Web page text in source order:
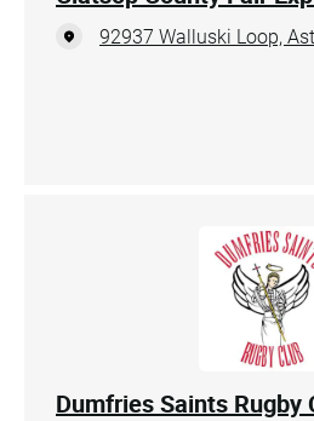
92937 Walluski Loop,
Dumfries Saints Rugby